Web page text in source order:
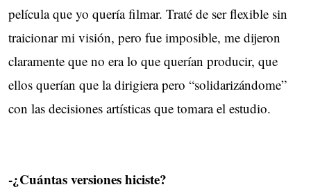
película que yo quería filmar. Traté de ser flexible sin
traicionar mi visión, pero fue imposible, me dijeron
claramente que no era lo que querían producir, que
ellos querían que la dirigiera pero “solidarizándome”
con las decisiones artísticas que tomara el estudio.
-¿Cuántas versiones hiciste?